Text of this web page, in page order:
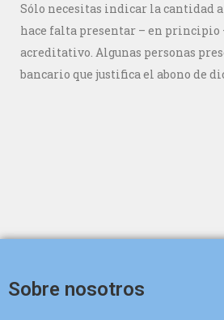
Sólo necesitas indicar la cantidad
hace falta presentar – en principio
acreditativo. Algunas personas
bancario que justifica el abono de
Sobre nosotros